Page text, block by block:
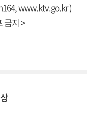
www.ktv.go.kr)
금지 >